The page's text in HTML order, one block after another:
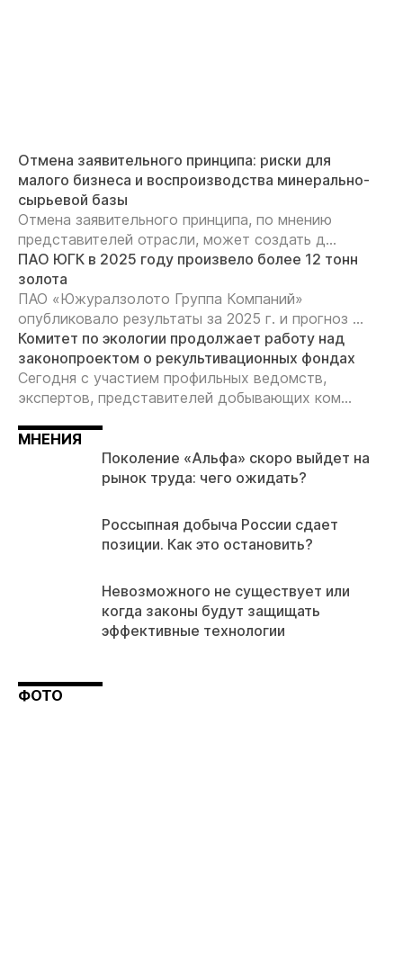
Отмена заявительного принципа: риски для
малого бизнеса и воспроизводства минерально-
сырьевой базы
Отмена заявительного принципа, по мнению
представителей отрасли, может создать д...
ПАО ЮГК в 2025 году произвело более 12 тонн
золота
ПАО «Южуралзолото Группа Компаний»
опубликовало результаты за 2025 г. и прогноз ...
Комитет по экологии продолжает работу над
законопроектом о рекультивационных фондах
Сегодня с участием профильных ведомств,
экспертов, представителей добывающих ком...
МНЕНИЯ
Поколение «Альфа» скоро выйдет на
рынок труда: чего ожидать?
Россыпная добыча России сдает
позиции. Как это остановить?
Невозможного не существует или
когда законы будут защищать
эффективные технологии
ФОТО